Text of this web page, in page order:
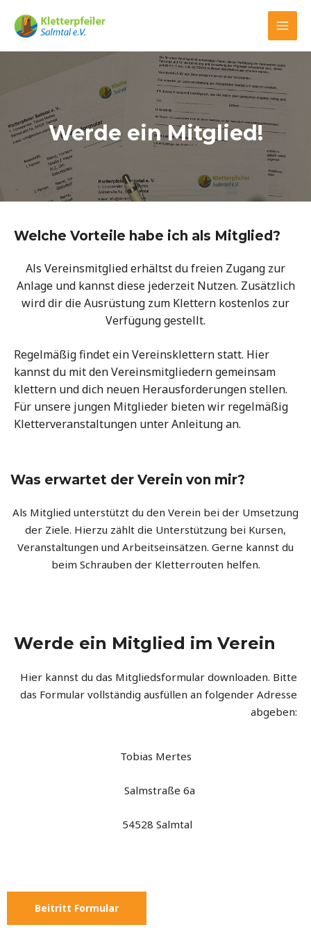
Werde ein Mitglied!
Welche Vorteile habe ich als Mitglied?
Als Vereinsmitglied erhältst du freien Zugang zur
Anlage und kannst diese jederzeit Nutzen. Zusätzlich
wird dir die Ausrüstung zum Klettern kostenlos zur
Verfügung gestellt.
Regelmäßig findet ein Vereinsklettern statt. Hier
kannst du mit den Vereinsmitgliedern gemeinsam
klettern und dich neuen Herausforderungen stellen.
Für unsere jungen Mitglieder bieten wir regelmäßig
Kletterveranstaltungen unter Anleitung an.
Was erwartet der Verein von mir?
Als Mitglied unterstützt du den Verein bei der Umsetzung
der Ziele. Hierzu zählt die Unterstützung bei Kursen,
Veranstaltungen und Arbeitseinsätzen. Gerne kannst du
beim Schrauben der Kletterrouten helfen.
Werde ein Mitglied im Verein
Hier kannst du das Mitgliedsformular downloaden. Bitte
das Formular vollständig ausfüllen an folgender Adresse
abgeben:
Tobias Mertes
Salmstraße 6a
54528 Salmtal
Beitritt Formular